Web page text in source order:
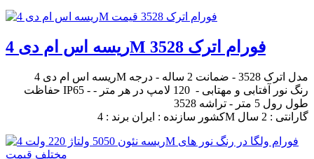
ریسه اس ام دی 4M فورام اترک 3528
ریسه اس ام دی 4M مدل اترک 3528 - ضمانت 2 ساله - درجه
حفاظت IP65 - رنگ نور آفتابی و مهتابی - 120 لامپ در هر متر -
طول رول 5 متر - تراشه 3528
کشور سازنده : ایران برند : 4M گارانتی : 2 سال